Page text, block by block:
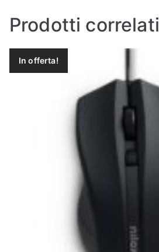
Prodotti correlati
In offerta!